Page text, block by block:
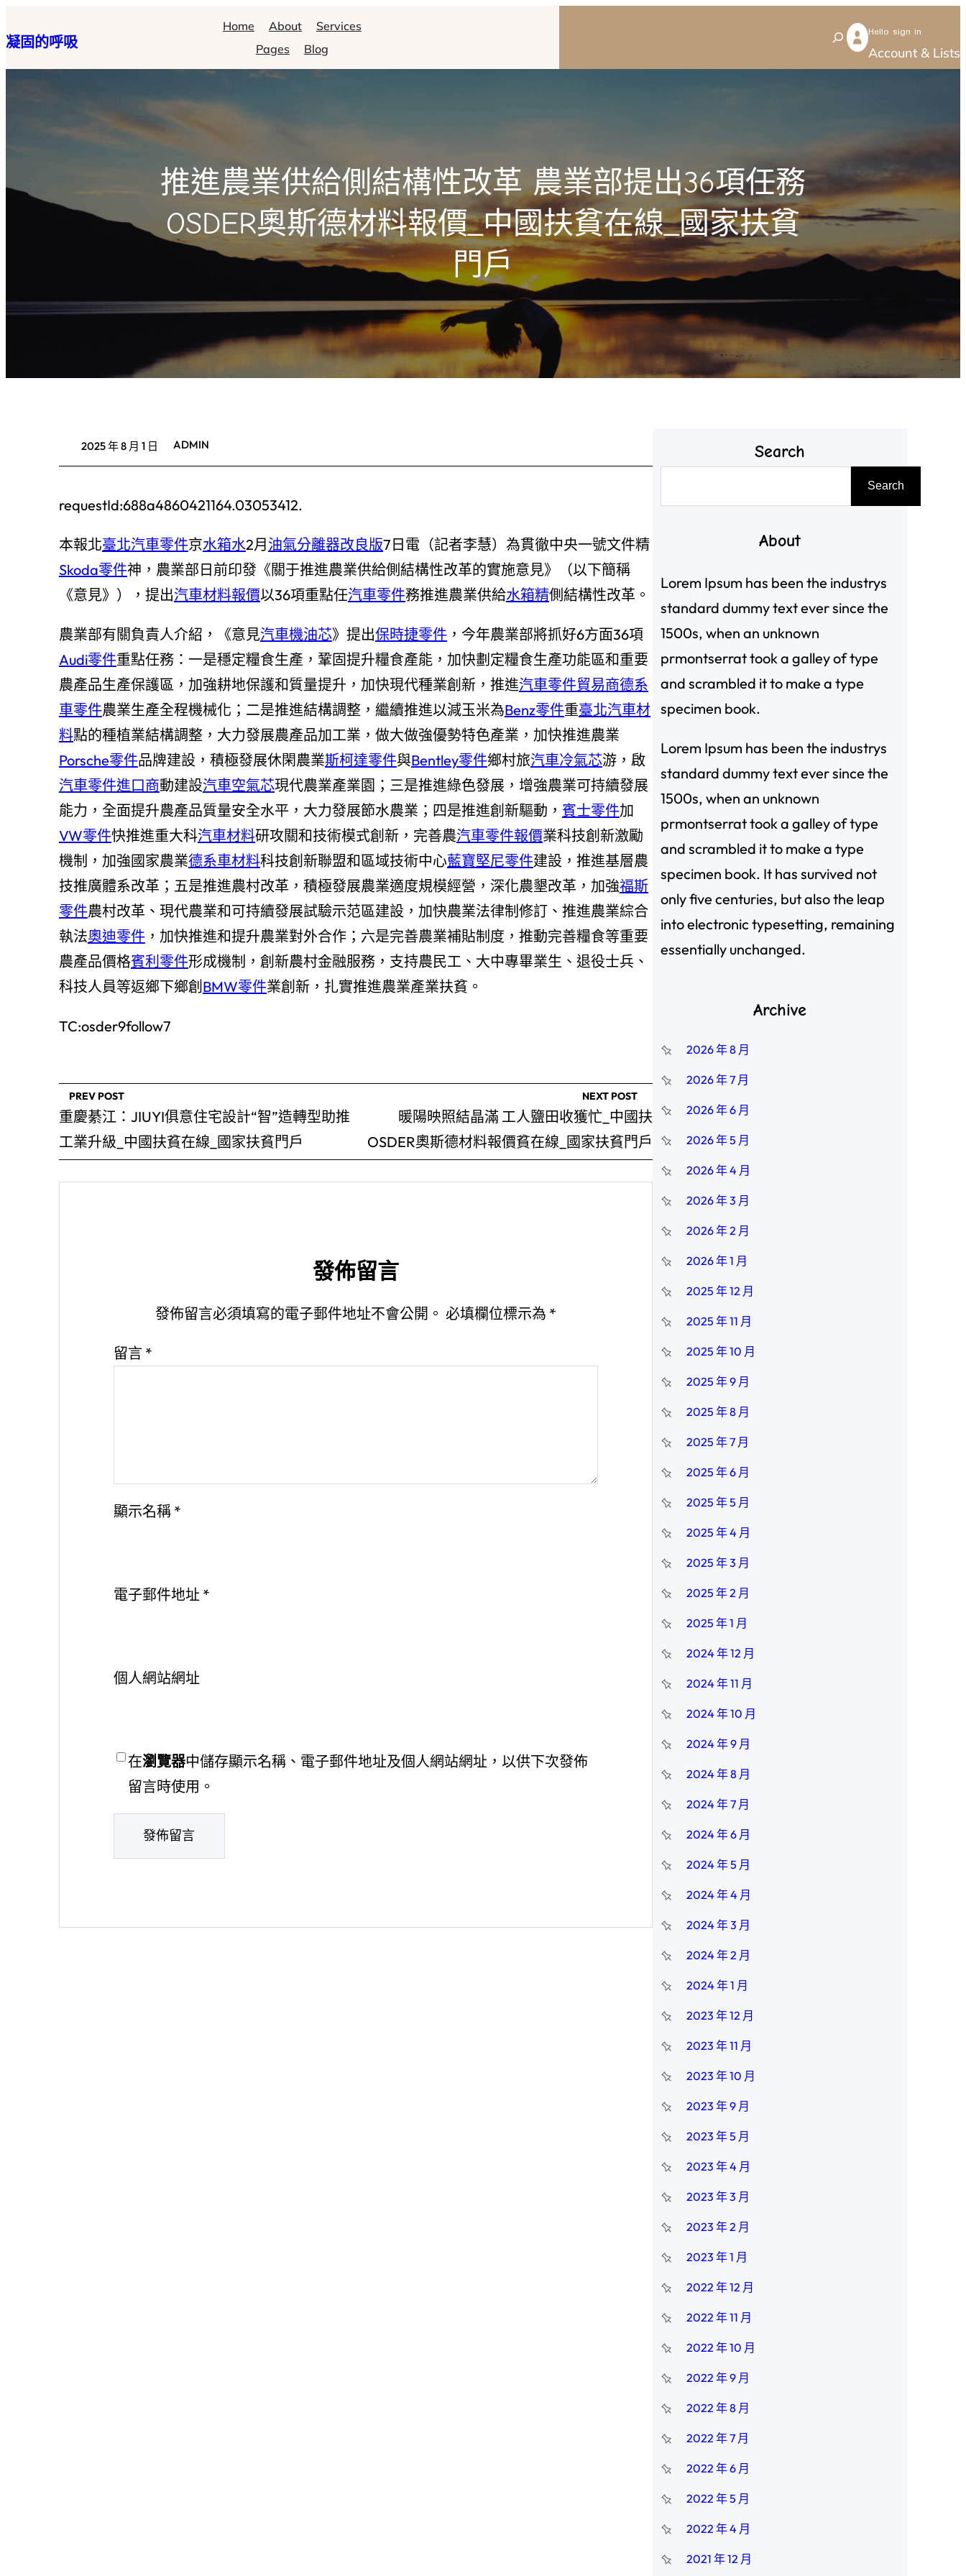
至
主
凝固的呼吸
Home About
Services
Pages
Blog
S
e
Hello sign in
Account & Lists
推進農業供給側結構性改革 農業部提出36項任務
OSDER奧斯德材料報價_中國扶貧在線_國家扶貧
門戶
2025 年 8 月 1 日 ADMIN
requestId:688a4860421164.03053412.
本報北臺北汽車零件京水箱水2月油氣分離器改良版7日電（記者李慧）為貫徹中央一號文件精
Skoda零件神，農業部日前印發《關于推進農業供給側結構性改革的實施意見》（以下簡稱
《意見》），提出汽車材料報價以36項重點任汽車零件務推進農業供給水箱精側結構性改革。
農業部有關負責人介紹，《意見汽車機油芯》提出保時捷零件 ，今年農業部將抓好6方面36項
Audi零件重點任務：一是穩定糧食生產，鞏固提升糧食產能，加快劃定糧食生產功能區和重要
農產品生產保護區，加強耕地保護和質量提升，加快現代種業創新，推進汽車零件貿易商德系
車零件農業生產全程機械化；二是推進結構調整，繼續推進以減玉米為Benz零件重臺北汽車材
料點的種植業結構調整，大力發展農產品加工業，做大做強優勢特色產業，加快推進農業
Porsche零件品牌建設，積極發展休閑農業斯柯達零件與Bentley零件鄉村旅汽車冷氣芯游，啟
汽車零件進口商動建設汽車空氣芯現代農業產業園；三是推進綠色發展，增強農業可持續發展
能力，全面提升農產品質量安全水平，大力發展節水農業；四是推進創新驅動， 賓士零件加
VW零件快推進重大科汽車材料研攻關和技術模式創新，完善農汽車零件報價業科技創新激勵
機制，加強國家農業德系車材料科技創新聯盟和區域技術中心藍寶堅尼零件建設，推進基層農
技推廣體系改革；五是推進農村改革，積極發展農業適度規模經營，深化農墾改革，加強福斯
零件農村改革、現代農業和可持續發展試驗示范區建設，加快農業法律制修訂、推進農業綜合
執法奧迪零件 ，加快推進和提升農業對外合作；六是完善農業補貼制度，推動完善糧食等重要
農產品價格賓利零件形成機制，創新農村金融服務，支持農民工、大中專畢業生、退役士兵、
科技人員等返鄉下鄉創 BMW零件業創新，扎實推進農業產業扶貧。
TC:osder9follow7
PREV POST
重慶綦江：JIUYI俱意住宅設計“智”造轉型助推
工業升級_中國扶貧在線_國家扶貧門戶
NEXT POST
暖陽映照結晶滿 工人鹽田收獲忙_中國扶
OSDER奧斯德材料報價貧在線_國家扶貧門戶
發佈留言
發佈留言必須填寫的電子郵件地址不會公開。 必填欄位標示為 *
留言 *
顯示名稱 *
電子郵件地址 *
個人網站網址
在瀏覽器中儲存顯示名稱、電子郵件地址及個人網站網址，以供下次發佈
留言時使用。
Search
尋
Search
About
Lorem Ipsum has been the industrys
standard dummy text ever since the
1500s, when an unknown
prmontserrat took a galley of type
and scrambled it to make a type
specimen book.
Lorem Ipsum has been the industrys
standard dummy text ever since the
1500s, when an unknown
prmontserrat took a galley of type
and scrambled it to make a type
specimen book. It has survived not
only five centuries, but also the leap
into electronic typesetting, remaining
essentially unchanged.
Archive
2026 年 8 月
2026 年 7 月
2026 年 6 月
2026 年 5 月
2026 年 4 月
2026 年 3 月
2026 年 2 月
2026 年 1 月
2025 年 12 月
2025 年 11 月
2025 年 10 月
2025 年 9 月
2025 年 8 月
2025 年 7 月
2025 年 6 月
2025 年 5 月
2025 年 4 月
2025 年 3 月
2025 年 2 月
2025 年 1 月
2024 年 12 月
2024 年 11 月
2024 年 10 月
2024 年 9 月
2024 年 8 月
2024 年 7 月
2024 年 6 月
2024 年 5 月
2024 年 4 月
2024 年 3 月
2024 年 2 月
2024 年 1 月
2023 年 12 月
2023 年 11 月
2023 年 10 月
2023 年 9 月
2023 年 5 月
2023 年 4 月
2023 年 3 月
2023 年 2 月
2023 年 1 月
2022 年 12 月
2022 年 11 月
2022 年 10 月
2022 年 9 月
2022 年 8 月
2022 年 7 月
2022 年 6 月
2022 年 5 月
2022 年 4 月
2021 年 12 月